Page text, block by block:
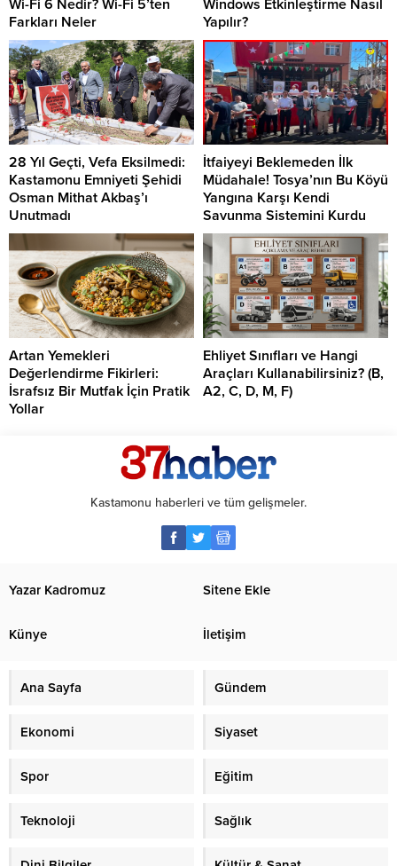
Wi-Fi 6 Nedir? Wi-Fi 5’ten
Farkları Neler
Windows Etkinleştirme Nasıl
Yapılır?
28 Yıl Geçti, Vefa Eksilmedi:
Kastamonu Emniyeti Şehidi
Osman Mithat Akbaş’ı
Unutmadı
İtfaiyeyi Beklemeden İlk
Müdahale! Tosya’nın Bu Köyü
Yangına Karşı Kendi
Savunma Sistemini Kurdu
Artan Yemekleri
Değerlendirme Fikirleri:
İsrafsız Bir Mutfak İçin Pratik
Yollar
Ehliyet Sınıfları ve Hangi
Araçları Kullanabilirsiniz? (B,
A2, C, D, M, F)
Kastamonu haberleri ve tüm gelişmeler.
Yazar Kadromuz Sitene Ekle
Künye İletişim
Ana Sayfa Gündem
Ekonomi Siyaset
Spor Eğitim
Teknoloji Sağlık